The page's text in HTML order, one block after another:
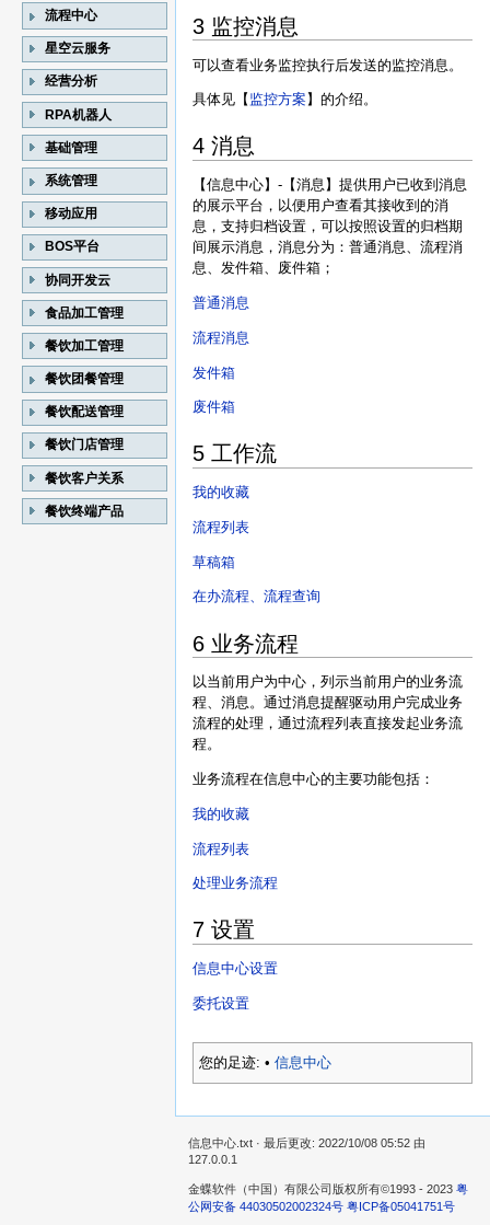
3 监控消息
可以查看业务监控执行后发送的监控消息。
具体见【 监控方案】的介绍。
4 消息
【信息中心】-【消息】提供用户已收到消息
的展示平台，以便用户查看其接收到的消
息，支持归档设置，可以按照设置的归档期
间展示消息，消息分为：普通消息、流程消
息、发件箱、废件箱；
普通消息
流程消息
发件箱
废件箱
5 工作流
我的收藏
流程列表
草稿箱
在办流程、流程查询
6 业务流程
以当前用户为中心，列示当前用户的业务流
程、消息。通过消息提醒驱动用户完成业务
流程的处理，通过流程列表直接发起业务流
程。
业务流程在信息中心的主要功能包括：
我的收藏
流程列表
处理业务流程
7 设置
信息中心设置
委托设置
您的足迹: • 信息中心
流程中心
星空云服务
经营分析
RPA机器人
基础管理
系统管理
移动应用
BOS平台
协同开发云
食品加工管理
餐饮加工管理
餐饮团餐管理
餐饮配送管理
餐饮门店管理
餐饮客户关系
餐饮终端产品
信息中心.txt · 最后更改: 2022/10/08 05:52 由
127.0.0.1
金蝶软件（中国）有限公司版权所有©1993 - 2023 粤
公网安备 44030502002324号 粤ICP备05041751号